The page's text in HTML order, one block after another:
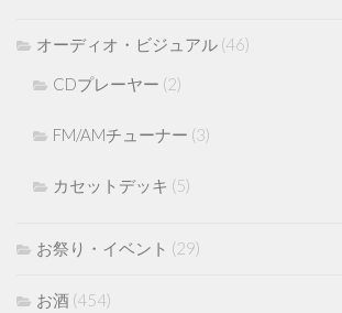
オーディオ・ビジュアル (46)
CDプレーヤー (2)
FM/AMチューナー (3)
カセットデッキ (5)
お祭り・イベント (29)
お酒 (454)